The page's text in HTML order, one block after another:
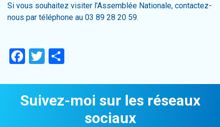
Si vous souhaitez visiter l’Assemblée Nationale, contactez-
nous par téléphone au 03 89 28 20 59.
Facebook
Twitter
Suivez-moi sur les réseaux
sociaux